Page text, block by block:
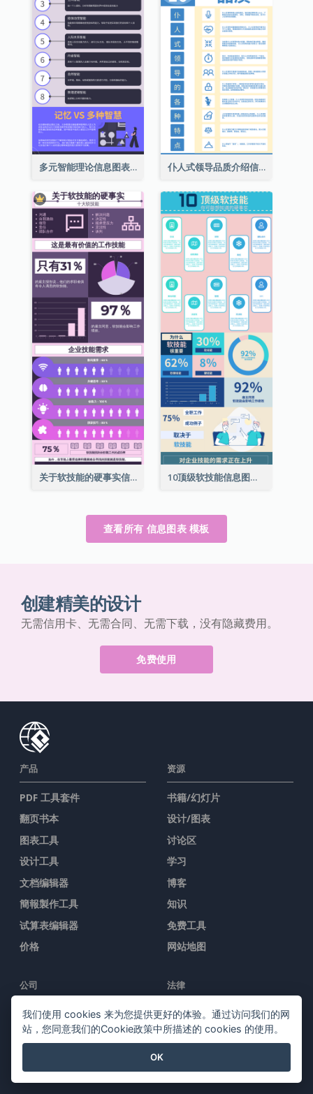
多元智能理论信息图表 仆人式领导品质介绍信息图表
关于软技能的硬事实信息图表 10顶级软技能信息图表
查看所有 信息图表 模板
创建精美的设计
无需信用卡、无需合同、无需下载，没有隐藏费用。
免费使用
产品
PDF 工具套件
翻页书本
图表工具
设计工具
文档编辑器
簡報製作工具
试算表编辑器
价格
资源
书籍/幻灯片
设计/图表
讨论区
学习
博客
知识
免费工具
网站地图
公司
关于我们
新闻中心
法律
服务条款
AI Policy
我们使用 cookies 来为您提供更好的体验。通过访问我们的网
站，您同意我们的Cookie政策中所描述的 cookies 的使用。
OK